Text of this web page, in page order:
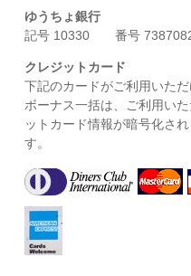
ゆうちょ銀行
記号 10330 番号
クレジットカード
下記のカードがご利用いただ
ボーナス一括は、ご利用い
ットカード情報が暗号化さ
す。